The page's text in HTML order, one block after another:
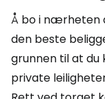
Å bo i nærheten
den beste
grunnen til at du
private